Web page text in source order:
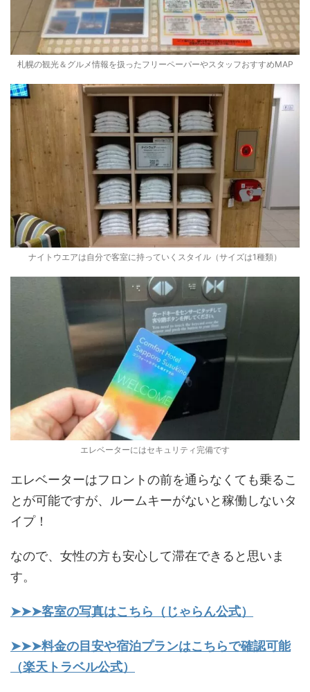
札幌の観光＆グルメ情報を扱ったフリーペーパーやスタッフおすすめMAP
ナイトウエアは自分で客室に持っていくスタイル（サイズは1種類）
エレベーターにはセキュリティ完備です
エレベーターはフロントの前を通らなくても乗るこ
とが可能ですが、ルームキーがないと稼働しないタ
イプ！
なので、女性の方も安心して滞在できると思いま
す。
➤➤➤客室の写真はこちら（じゃらん公式）
➤➤➤料金の目安や宿泊プランはこちらで確認可能
（楽天トラベル公式）